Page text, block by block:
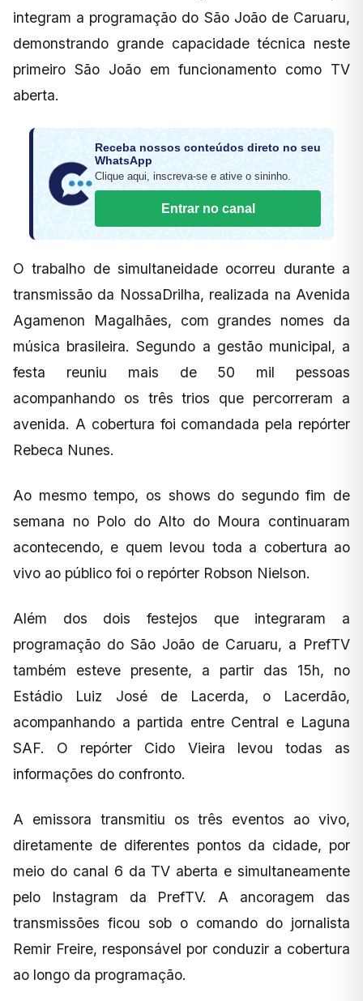
integram a programação do São João de Caruaru,
demonstrando grande capacidade técnica neste
primeiro São João em funcionamento como TV
aberta.
Receba nossos conteúdos direto no seu
WhatsApp
Clique aqui, inscreva-se e ative o sininho.
Entrar no canal
O trabalho de simultaneidade ocorreu durante a
transmissão da NossaDrilha, realizada na Avenida
Agamenon Magalhães, com grandes nomes da
música brasileira. Segundo a gestão municipal, a
festa reuniu mais de 50 mil pessoas
acompanhando os três trios que percorreram a
avenida. A cobertura foi comandada pela repórter
Rebeca Nunes.
Ao mesmo tempo, os shows do segundo fim de
semana no Polo do Alto do Moura continuaram
acontecendo, e quem levou toda a cobertura ao
vivo ao público foi o repórter Robson Nielson.
Além dos dois festejos que integraram a
programação do São João de Caruaru, a PrefTV
também esteve presente, a partir das 15h, no
Estádio Luiz José de Lacerda, o Lacerdão,
acompanhando a partida entre Central e Laguna
SAF. O repórter Cido Vieira levou todas as
informações do confronto.
A emissora transmitiu os três eventos ao vivo,
diretamente de diferentes pontos da cidade, por
meio do canal 6 da TV aberta e simultaneamente
pelo Instagram da PrefTV. A ancoragem das
transmissões ficou sob o comando do jornalista
Remir Freire, responsável por conduzir a cobertura
ao longo da programação.